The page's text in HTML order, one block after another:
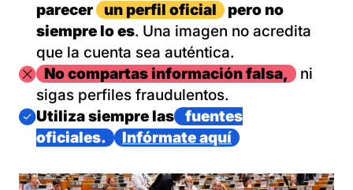
parecer
un perfil oficial
pero no
siempre lo es. Una imagen no acredita
que la cuenta sea auténtica.
ImagenNo compartas información falsa,
ni
sigas perfiles fraudulentos.
Imagen
Utiliza siempre las
fuentes
oficiales.
Infórmate aquí